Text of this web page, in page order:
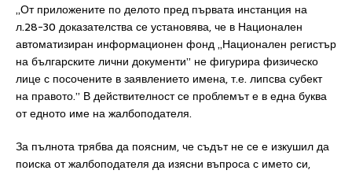
„От приложените по делото пред първата инстанция на
л.28-30 доказателства се установява, че в Национален
автоматизиран информационен фонд „Национален регистър
на българските лични документи” не фигурира физическо
лице с посочените в заявлението имена, т.е. липсва субект
на правото.” В действителност се проблемът е в една буква
от едното име на жалбоподателя.
За пълнота трябва да поясним, че съдът не се е изкушил да
поиска от жалбоподателя да изясни въпроса с името си,